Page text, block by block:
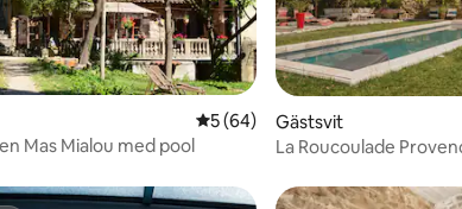
betyg, 54 omdömen
5 av 5 i genomsnittligt betyg,
5 (64)
Mas Mialou med pool
Gästsvit
La Roucoulade